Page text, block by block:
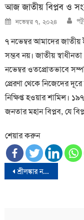
আজ জাতীয় বিপ্লব ও
Posted
on
নভেম্বর ৭, ২০২৪
৭ নভেম্বর আমাদের জাতীয়
সম্ভব নয়। জাতীয় স্বাধীনতা
নভেম্বর ওতপ্রোতভাবে
প্রেরণা থেকে নিজেদের
নিক্ষিপ্ত হওয়ার শামিল।
জনতার মহান বিপ্লব, যে
শেয়ার করুন
Post
শ্রীলঙ্কার নতুন প্রেসিডেন্ট হলেন অনুড়া কুমারা দিশানায়েকে